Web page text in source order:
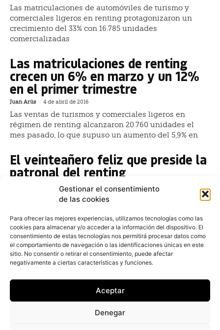
Gestionar el consentimiento
de las cookies
Para ofrecer las mejores experiencias, utilizamos tecnologías como las
cookies para almacenar y/o acceder a la información del dispositivo. El
consentimiento de estas tecnologías nos permitirá procesar datos como
el comportamiento de navegación o las identificaciones únicas en este
sitio. No consentir o retirar el consentimiento, puede afectar
negativamente a ciertas características y funciones.
Aceptar
Denegar
Las matriculaciones de automóviles de turismo y
comerciales ligeros en renting protagonizaron un
crecimiento del 33% con 16.785 unidades
comercializadas
Las matriculaciones de renting
crecen un 6% en marzo y un 12%
en el primer trimestre
Juan Arús - 4 de abril de 2016
Las ventas de turismos y comerciales ligeros en
régimen de renting alcanzaron 20.760 unidades el
mes pasado, lo que supuso un aumento del 5,9% en
El veinteañero feliz que preside la
patronal del renting
26 de febrero de 2016
Agustín García cumplió en febrero su decimocuarto
(AER), que a finales del año pasado rebasó la veintena
en plena madurez
Fleet People entrega uno de los
premios en el 20 Aniversario de la
AER
28 de octubre de 2015
El magazine líder en la información de flotas de
automóviles y sus servicios Fleet People hizo entrega